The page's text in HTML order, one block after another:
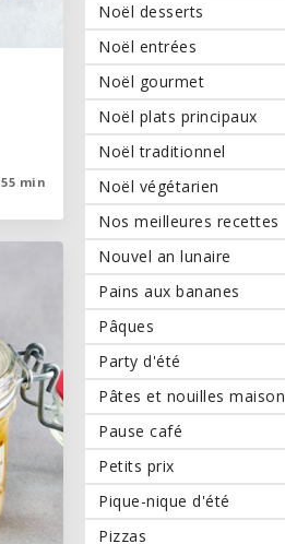
55 min
55 min
Noël desserts
Noël entrées
Noël gourmet
Noël plats principaux
Noël traditionnel
Noël végétarien
Nos meilleures recettes
Nouvel an lunaire
Pains aux bananes
Pâques
Party d'été
Pâtes et nouilles maison
Pause café
Petits prix
Pique-nique d'été
Pizzas